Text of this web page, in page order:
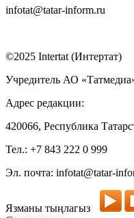
infotat@tatar-inform.ru
©2025 Intertat (Интертат)
Учредитель АО
Адрес редакции:
420066, Республика
Тел.: +7 843 222 0 999
Эл. почта: infotat@tatar-
Язманы тыңлагыз